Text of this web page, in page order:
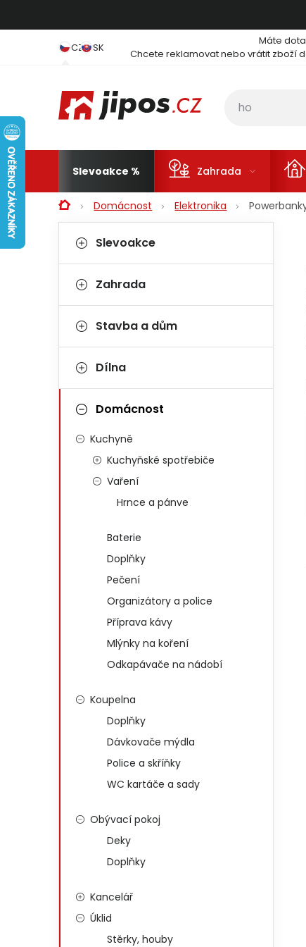
CZ SK Máte
Chcete reklamovat nebo vrátit zboží
Slevoakce Zahrada
DomůDomácnost Elektronika
Postranní panel
Kategorie
Slevoakce
Zahrada
Stavba a dům
Dílna
Domácnost
Kuchyně
Kuchyňské spotřebiče
Vaření
Hrnce a pánve
Baterie
Doplňky
Pečení
Organizátory a police
Příprava kávy
Mlýnky na koření
Odkapávače na nádobí
Koupelna
Doplňky
Dávkovače mýdla
Police a skříňky
WC kartáče a sady
Obývací pokoj
Deky
Doplňky
Kancelář
Úklid
Stěrky, houby